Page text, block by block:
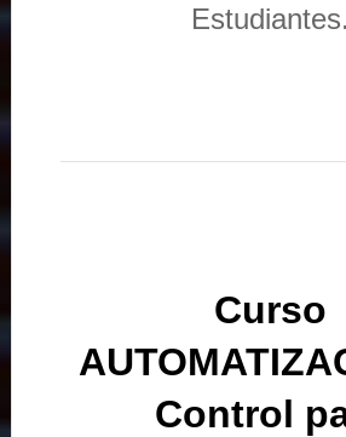
Estudiantes.
Curso
Control